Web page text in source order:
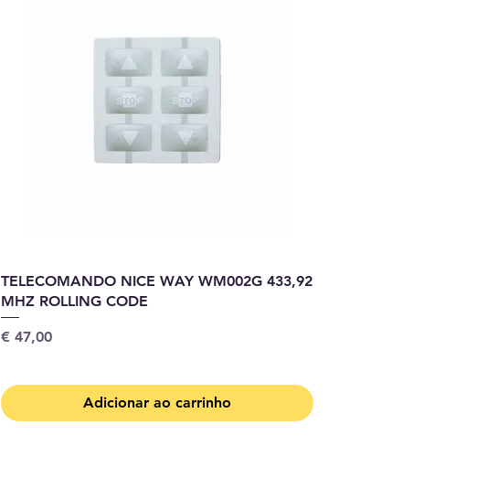
TELECOMANDO NICE WAY WM002G 433,92
MHZ ROLLING CODE
Preço
€ 47,00
Adicionar ao carrinho